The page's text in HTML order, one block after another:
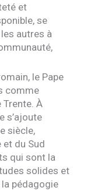
et
se
autres à
le Pape
comme
À
s’ajoute
e siècle,
et du Sud
qui sont la
solides et
la pédagogie